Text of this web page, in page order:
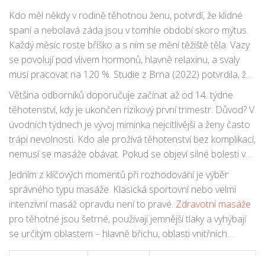
pod rukama zkušených porodních babiček. Dnes máme
přístup k medicínským datům, zkušeným masérům a
chceme nejen bezpečí, ale i opravdovou úlevu. Nad
zdravotní masáží pro těhotné pořád visí pár otázek: Je
opravdu bezpečná? Pomáhá? A jak poznat, že ji člověk
vybírá správně?
Kdo měl někdy v rodině těhotnou ženu, potvrdí, že klidné
spaní a nebolavá záda jsou v tomhle období skoro mýtus.
Každý měsíc roste bříško a s ním se mění těžiště těla. Vazy
se povolují pod vlivem hormonů, hlavně relaxinu, a svaly
musí pracovat na 120 %. Studie z Brna (2022) potvrdila, že
87 % těhotných žen hlásí chronické bolesti zad už od
druhého trimestru. Není divu, že masáž se dostává do
popředí zájmu. Není to ale jen o bolestech zad. Časté jsou
otoky nohou (edémy), napětí ramen, pálení v kříži nebo
křeče v lýtkách. Zdravotní masáž si poradí přesně s těmito
Většina odborníků doporučuje začínat až od 14. týdne
těhotenství, kdy je ukončen rizikový první trimestr. Důvod? V
úvodních týdnech je vývoj miminka nejcitlivější a ženy často
trápí nevolnosti. Kdo ale prožívá těhotenství bez komplikací,
nemusí se masáže obávat. Pokud se objeví silné bolesti v
podbřišku, krvácení nebo máte rizikové těhotenství, patří
rozhodovací právo gynekologovi. Vždy – i při sebemenší
nejistotě – je lepší si nechat doporučit vhodného maséra
přímo od lékaře, nebo alespoň požádat o jeho souhlas.
Jedním z klíčových momentů při rozhodování je výběr
správného typu masáže. Klasická sportovní nebo velmi
intenzivní masáž opravdu není to pravé. Zdravotní masáže
pro těhotné jsou šetrné, používají jemnější tlaky a vyhýbají
se určitým oblastem – hlavně břichu, oblasti vnitřních
kotníků a některým bodům podél páteře. Pro srovnání